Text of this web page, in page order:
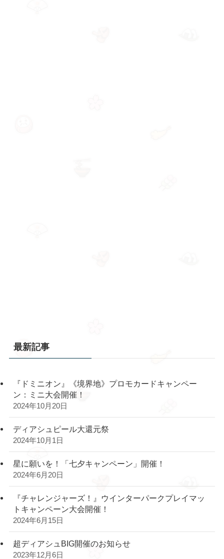
最新記事
『ドミニオン』《境界地》プロモカードキャンペー
ン：ミニ大会開催！
2024年10月20日
ディアシュピール大還元祭
2024年10月1日
星に願いを！「七夕キャンペーン」開催！
2024年6月20日
『チャレンジャーズ！』ウインターパークプレイマッ
トキャンペーン大会開催！
2024年6月15日
超ディアシュBIG開催のお知らせ
2023年12月6日